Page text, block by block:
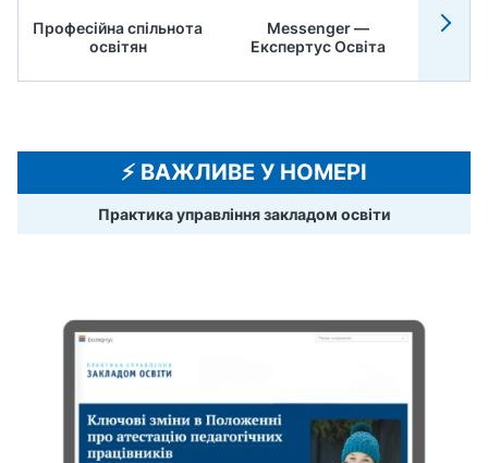
Професійна спільнота
освітян
Messenger —
Експертус Освіта
⚡️ ВАЖЛИВЕ У НОМЕРІ
Практика управління закладом освіти